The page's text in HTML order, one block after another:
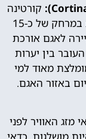
קורטינה
ד'אמפצו היא עיירת נופש פופולרית במרחק של כ-15
לאגם אורכת
העובר בין יערות
מאוד למי
באזור האגם.
מזג האוויר לפני